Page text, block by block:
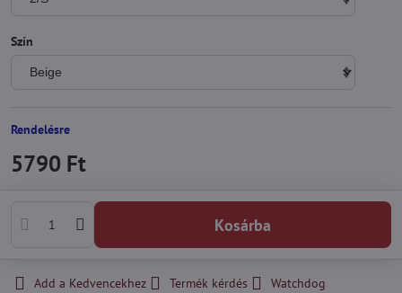
Szín
Rendelésre
5790 Ft
Kosárba
Add a Kedvencekhez Termék kérdés
Watchdog